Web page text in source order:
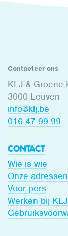
Contacteer ons
KLJ & Groene
3000 Leuven
info@klj.be​
016 47 99 99
CONTACT
Wie is wie
Onze adressen
Voor pers
Werken bij KLJ